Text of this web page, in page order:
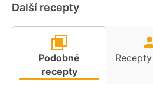
Další recepty
Podobné
recepty